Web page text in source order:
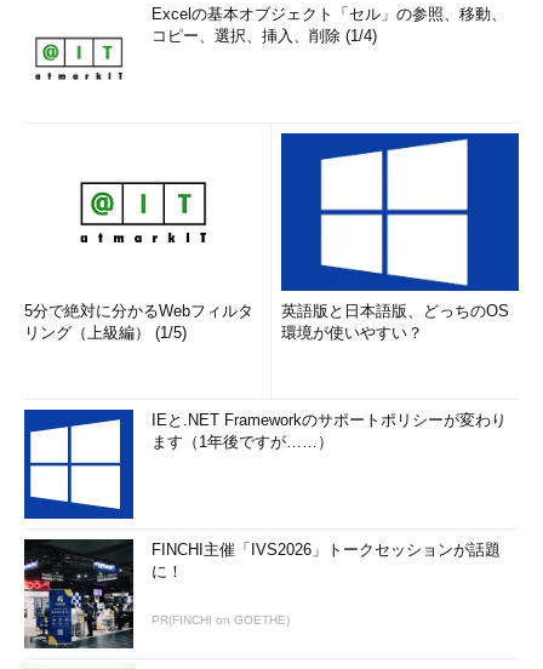
Excelの基本オブジェクト「セル」の参照、移動、
コピー、選択、挿入、削除 (1/4)
5分で絶対に分かるWebフィルタ
リング（上級編） (1/5)
英語版と日本語版、どっちのOS
環境が使いやすい？
IEと.NET Frameworkのサポートポリシーが変わり
ます（1年後ですが……）
FINCHI主催「IVS2026」トークセッションが話題
に！
PR(FINCHI on GOETHE)